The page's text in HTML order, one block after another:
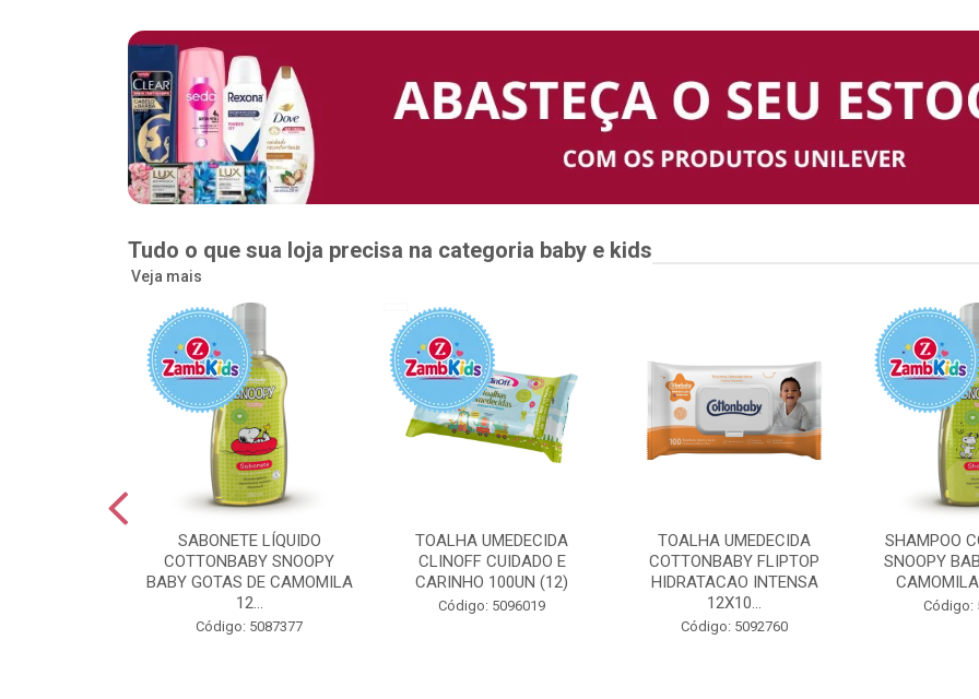
Tudo o que sua loja precisa na categoria baby e kids
Veja mais
SABONETE LÍQUIDO
COTTONBABY SNOOPY
BABY GOTAS DE CAMOMILA
12...
Código: 5087377
TOALHA UMEDECIDA
CLINOFF CUIDADO E
CARINHO 100UN (12)
Código: 5096019
TOALHA UMEDECIDA
COTTONBABY FLIPTOP
HIDRATACAO INTENSA
12X10...
Código: 5092760
SHAMPOO
SNOOPY
Código: